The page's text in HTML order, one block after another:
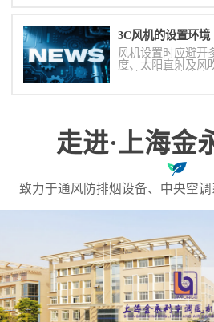
关电源使闸阀关掉
准。
3C风机的设置环境
风机设置时应避开
度、太阳直射及风
走进·上海金
致力于通风防排烟设备、中央空